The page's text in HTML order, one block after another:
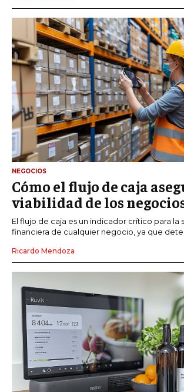
NEGOCIOS
Cómo el flujo de caja
viabilidad de los
El flujo de caja es un indicador crítico para la
financiera de cualquier negocio, ya que
Ricardo Mendoza